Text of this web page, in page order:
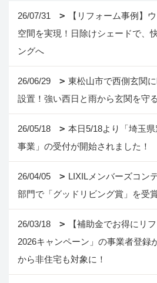
26/07/31
【リフォーム事例】
空間を実現！日除けシェードで、
ングへ
26/06/29
東松山市で西側玄関
設置！強い西日と雨から玄関を守
26/05/18
本日5/18より「埼玉
事業」の受付が開始されました！
26/04/05
LIXILメンバーズコン
部門で「グッドリビング賞」を受
26/03/18
【補助金でお得にリ
2026キャンペーン」の事業者登録
から非住宅も対象に！